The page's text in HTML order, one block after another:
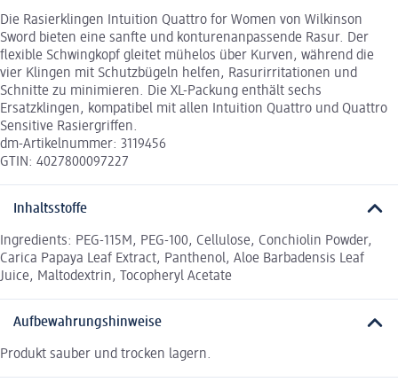
Die Rasierklingen Intuition Quattro for Women von Wilkinson
Sword bieten eine sanfte und konturenanpassende Rasur. Der
flexible Schwingkopf gleitet mühelos über Kurven, während die
vier Klingen mit Schutzbügeln helfen, Rasurirritationen und
Schnitte zu minimieren. Die XL-Packung enthält sechs
Ersatzklingen, kompatibel mit allen Intuition Quattro und Quattro
Sensitive Rasiergriffen.
dm-Artikelnummer: 3119456
GTIN: 4027800097227
Inhaltsstoffe
Ingredients: PEG-115M, PEG-100, Cellulose, Conchiolin Powder,
Carica Papaya Leaf Extract, Panthenol, Aloe Barbadensis Leaf
Juice, Maltodextrin, Tocopheryl Acetate
Aufbewahrungshinweise
Produkt sauber und trocken lagern.